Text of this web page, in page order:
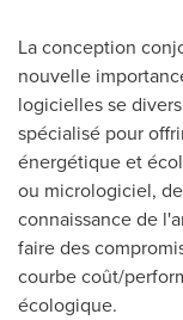
La conception
nouvelle
logicielles se
spécialisé pour
énergétique et
ou micrologiciel,
connaissance de
faire des
courbe coût/
écologique.